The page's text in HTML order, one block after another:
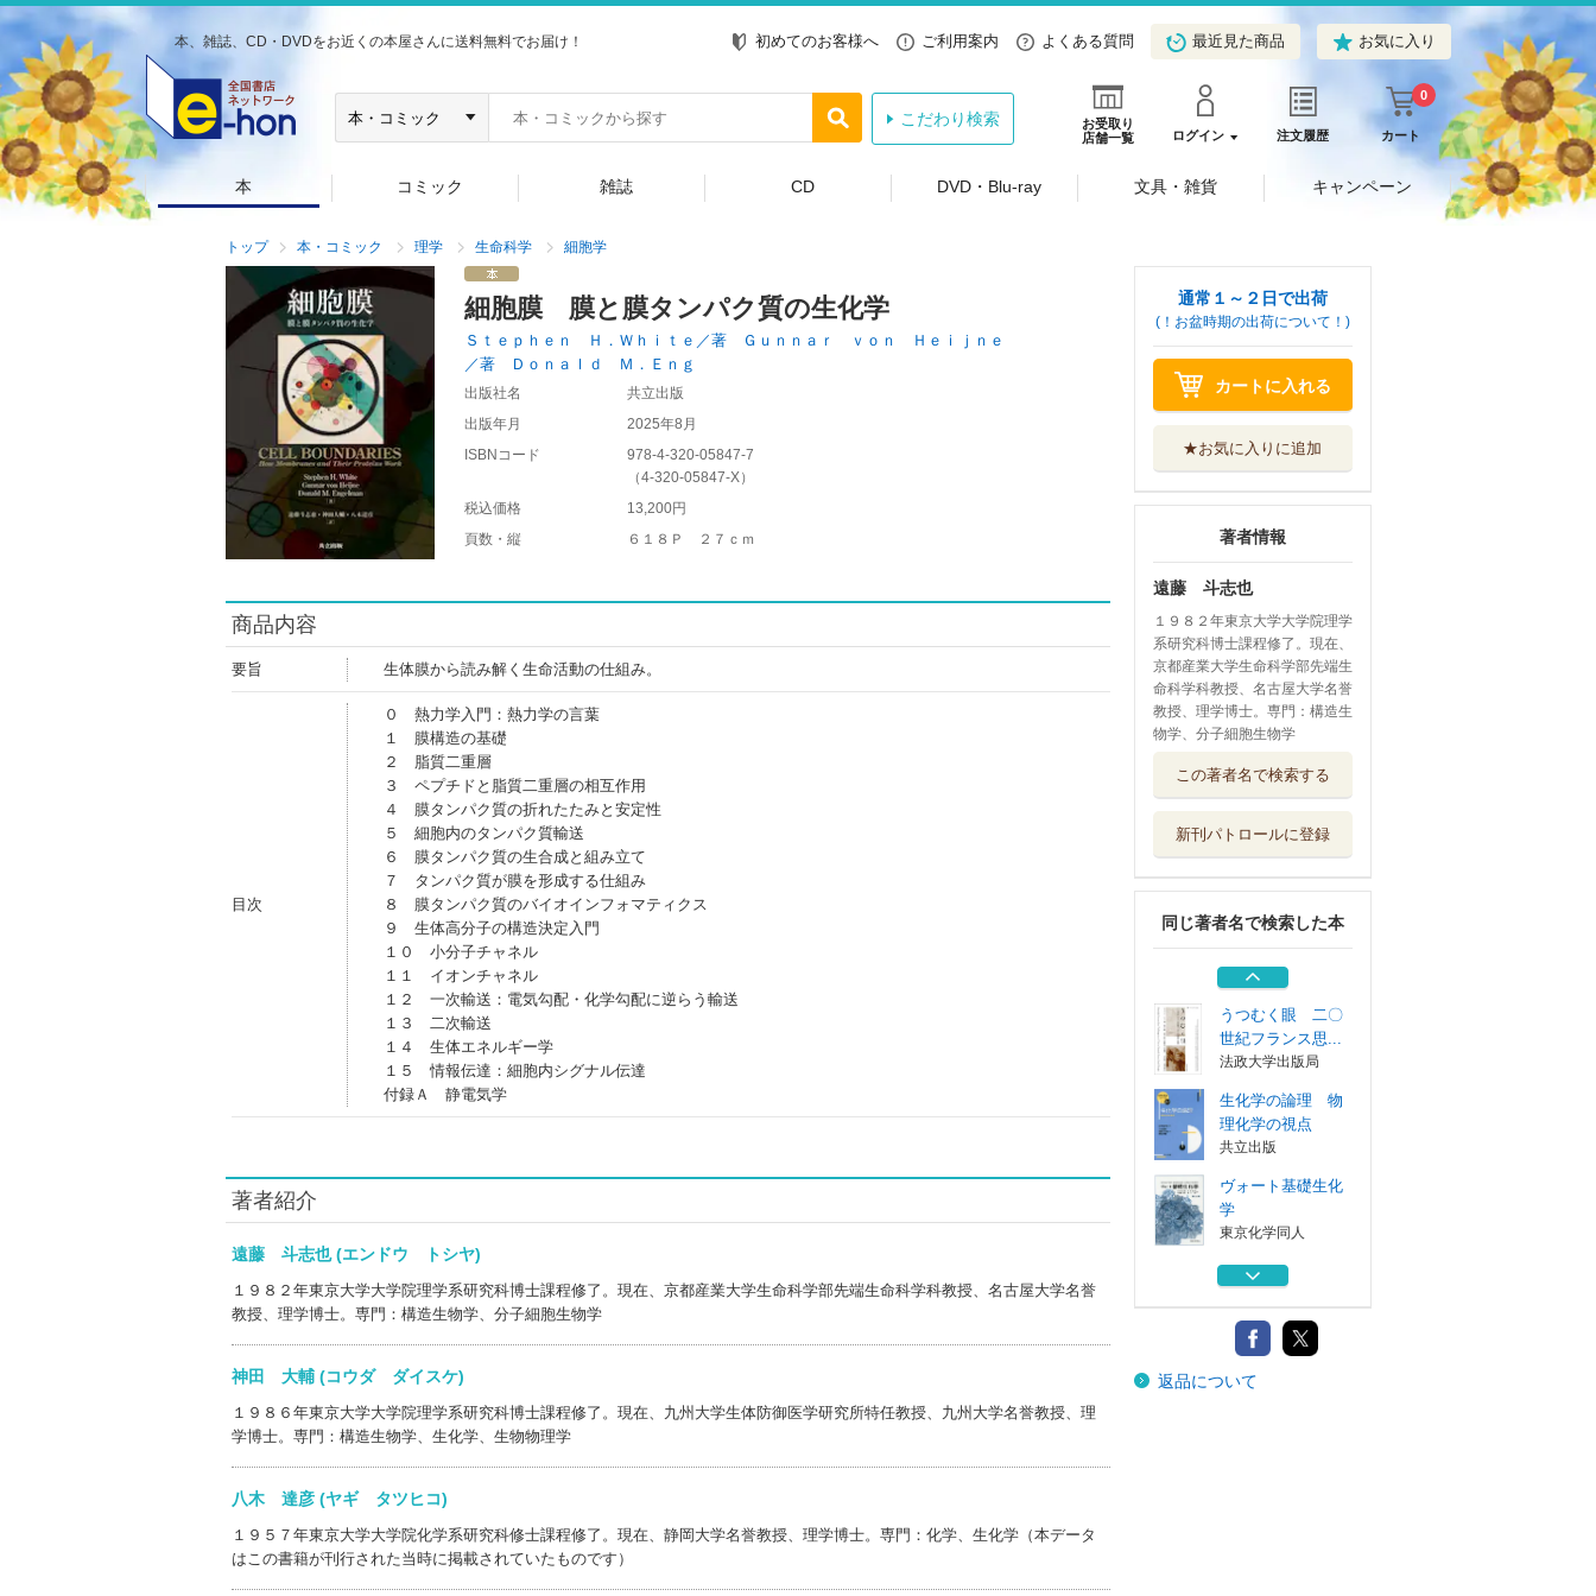
本、雑誌、CD・DVDをお近くの本屋さんに送料無料でお届け！ 初めてのお客様へ ご利用案内 よくある質問 最近見た商品 お気に入り
お受取り
店舗一覧
ログイン 注文履歴 カート
0
こだわり検索
本 コミック 雑誌 CD DVD・Blu-ray 文具・雑貨 キャンペーン
トップ 本・コミック 理学 生命科学 細胞学
細胞膜 膜と膜タンパク質の生化学
Ｓｔｅｐｈｅｎ Ｈ．Ｗｈｉｔｅ／著 Ｇｕｎｎａｒ ｖｏｎ Ｈｅｉｊｎｅ
／著 Ｄｏｎａｌｄ Ｍ．Ｅｎｇ
出版社名
共立出版
出版年月
2025年8月
ISBNコード
978-4-320-05847-7
（4-320-05847-X）
税込価格
13,200円
頁数・縦
６１８Ｐ ２７ｃｍ
商品内容
要旨 生体膜から読み解く生命活動の仕組み。
目次
０ 熱力学入門：熱力学の言葉
１ 膜構造の基礎
２ 脂質二重層
３ ペプチドと脂質二重層の相互作用
４ 膜タンパク質の折れたたみと安定性
５ 細胞内のタンパク質輸送
６ 膜タンパク質の生合成と組み立て
７ タンパク質が膜を形成する仕組み
８ 膜タンパク質のバイオインフォマティクス
９ 生体高分子の構造決定入門
１０ 小分子チャネル
１１ イオンチャネル
１２ 一次輸送：電気勾配・化学勾配に逆らう輸送
１３ 二次輸送
１４ 生体エネルギー学
１５ 情報伝達：細胞内シグナル伝達
付録Ａ 静電気学
著者紹介
遠藤 斗志也 (エンドウ トシヤ)
１９８２年東京大学大学院理学系研究科博士課程修了。現在、京都産業大学生命科学部先端生命科学科教授、名古屋大学名誉
教授、理学博士。専門：構造生物学、分子細胞生物学
神田 大輔 (コウダ ダイスケ)
１９８６年東京大学大学院理学系研究科博士課程修了。現在、九州大学生体防御医学研究所特任教授、九州大学名誉教授、理
学博士。専門：構造生物学、生化学、生物物理学
八木 達彦 (ヤギ タツヒコ)
１９５７年東京大学大学院化学系研究科修士課程修了。現在、静岡大学名誉教授、理学博士。専門：化学、生化学（本データ
はこの書籍が刊行された当時に掲載されていたものです）
通常１～２日で出荷
(！お盆時期の出荷について！)
カートに入れる
★お気に入りに追加
著者情報
遠藤 斗志也
１９８２年東京大学大学院理学
系研究科博士課程修了。現在、
京都産業大学生命科学部先端生
命科学科教授、名古屋大学名誉
教授、理学博士。専門：構造生
物学、分子細胞生物学
この著者名で検索する
新刊パトロールに登録
同じ著者名で検索した本
学
基礎コース細胞生
東京化学同人
ヴォート生化学
下
東京化学同人
うつむく眼 二〇
世紀フランス思...
法政大学出版局
生化学の論理 物
理化学の視点
共立出版
ヴォート基礎生化
学
東京化学同人
基礎コース細胞生
東京化学同人
ヴォート生化学
下
返品について